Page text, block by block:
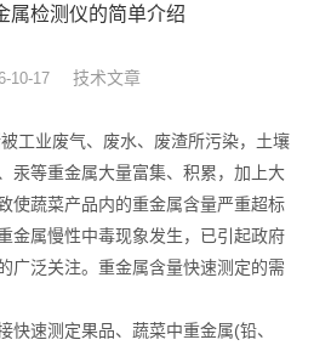
属检测仪的简单介绍
10-17 技术文章
工业废气、废水、废渣所污染，土壤
汞等重金属大量富集、积累，加上大
使蔬菜产品内的重金属含量严重超标
金属慢性中毒现象发生，已引起政府
广泛关注。重金属含量快速测定的需
快速测定果品、蔬菜中重金属(铅、